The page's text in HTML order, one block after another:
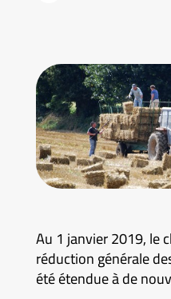
Au 1 janvier 2019, le
réduction générale
été étendue à de